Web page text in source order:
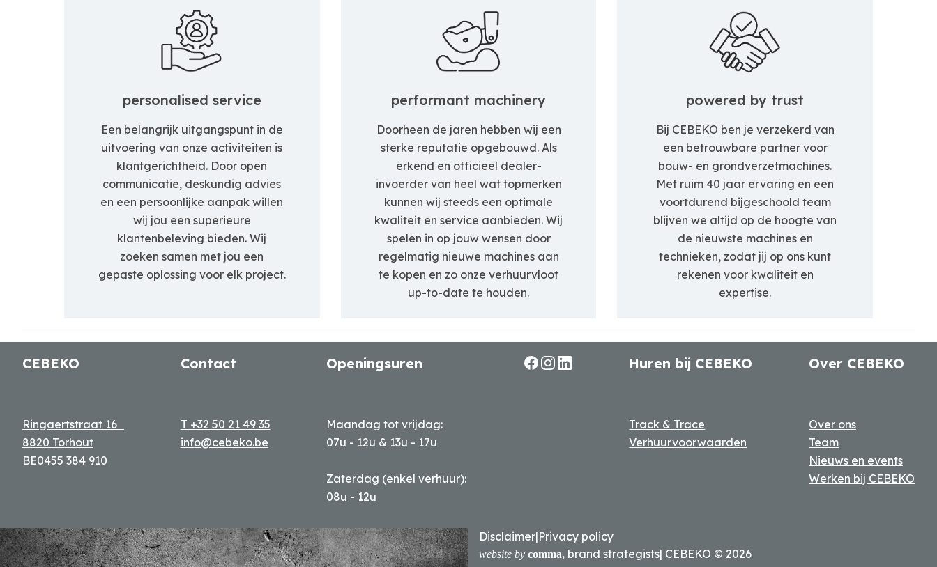
personalised service
Een belangrijk uitgangspunt in de
uitvoering van onze activiteiten is
klantgerichtheid. Door open
communicatie, deskundig advies
en een persoonlijke aanpak willen
wij jou een superieure
klantenbeleving bieden. Wij
zoeken samen met jou een
gepaste oplossing voor elk project.
performant machinery
Doorheen de jaren hebben wij een
sterke reputatie opgebouwd. Als
erkend en officieel dealer-
invoerder van heel wat topmerken
kunnen wij steeds een optimale
kwaliteit en service aanbieden. Wij
spelen in op jouw wensen door
regelmatig nieuwe machines aan
te kopen en zo onze verhuurvloot
up-to-date te houden.
powered by trust
Bij CEBEKO ben je verzekerd van
een betrouwbare partner voor
bouw- en grondverzetmachines.
Met ruim 40 jaar ervaring en een
voortdurend bijgeschoold team
blijven we altijd op de hoogte van
de nieuwste machines en
technieken, zodat jij op ons kunt
rekenen voor kwaliteit en
expertise.
CEBEKO
Ringaertstraat 16
8820 Torhout
BE0455 384 910
Contact
T +32 50 21 49 35
info@cebeko.be
Openingsuren
Maandag tot vrijdag:
07u - 12u & 13u - 17u
Zaterdag (enkel verhuur):
08u - 12u
Huren bij CEBEKO
Track & Trace
Verhuurvoorwaarden
Over CEBEKO
Over ons
Team
Nieuws en events
Werken bij CEBEKO
Disclaimer|Privacy policy
website by comma, brand strategists| CEBEKO © 2026